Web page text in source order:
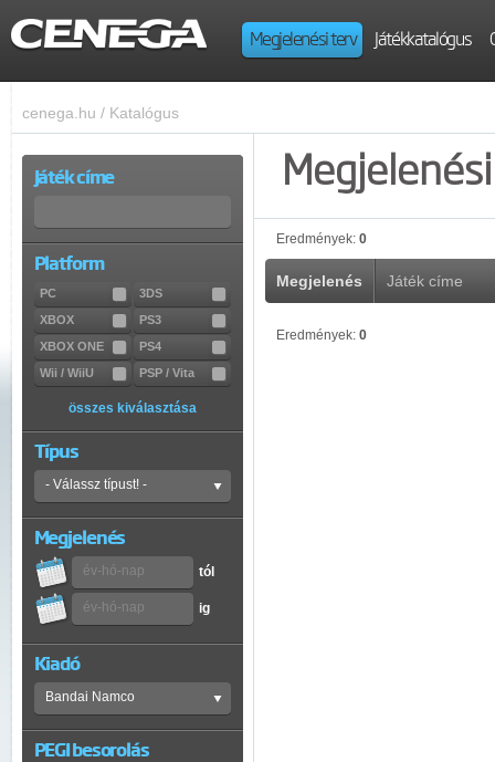
Megjelenési terv Játékkatalógus
cenega.hu / Katalógus
Játék címe
Platform
PC
3DS
XBOX
PS3
XBOX ONE
PS4
Wii / WiiU
PSP / Vita
összes kiválasztása
Típus
Megjelenés
tól
ig
Kiadó
PEGI besorolás
Eredmények: 0
Megjelenés Játék címe
Eredmények: 0